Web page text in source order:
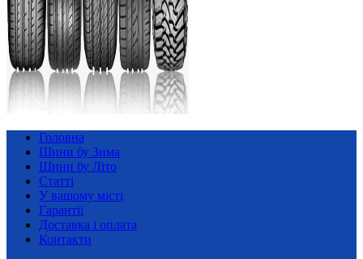
Головна
Шини бу Зима
Шини бу Літо
Статті
У вашому місті
Гарантії
Доставка і оплата
Контакти